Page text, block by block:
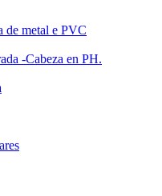
de metal e PVC
-Cabeza en PH.